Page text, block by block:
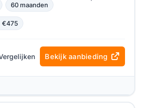
60 maanden
€475
Bekijk aanbieding